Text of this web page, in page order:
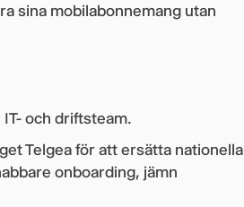
sina mobilabonnemang utan
och driftsteam.
Telgea för att ersätta nationella
onboarding, jämn